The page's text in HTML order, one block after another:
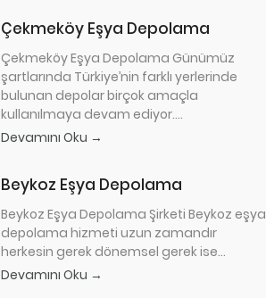
Çekmeköy Eşya Depolama
Çekmeköy Eşya Depolama Günümüz
şartlarında Türkiye’nin farklı yerlerinde
bulunan depolar birçok amaçla
kullanılmaya devam ediyor....
Devamını Oku →
Beykoz Eşya Depolama
Beykoz Eşya Depolama Şirketi Beykoz eşya
depolama hizmeti uzun zamandır
herkesin gerek dönemsel gerek ise...
Devamını Oku →